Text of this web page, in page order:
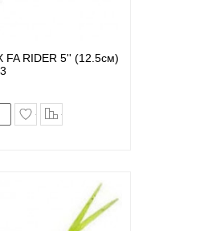
FA RIDER 5'' (12.5см)
в закладки